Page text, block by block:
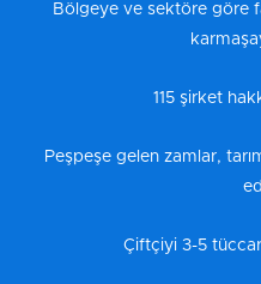
Bölgeye ve sektöre göre
115 şirket
Peşpeşe gelen zamlar,
Çiftçiyi 3-5